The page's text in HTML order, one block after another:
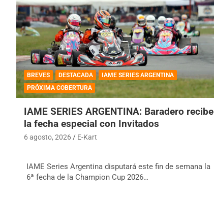
BREVES DESTACADA
IAME SERIES ARGENTINA
PRÓXIMA COBERTURA
IAME SERIES ARGENTINA: Baradero recibe
la fecha especial con Invitados
6 agosto, 2026 E-Kart
IAME Series Argentina disputará este fin de semana la
6ª fecha de la Champion Cup 2026…